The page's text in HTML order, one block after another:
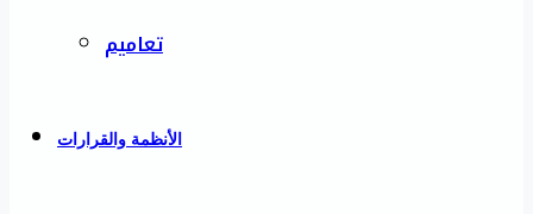
تعاميم
الأنظمة والقرارات